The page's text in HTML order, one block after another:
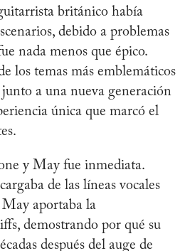
británico había
debido a problemas
nada menos que épico.
los temas más emblemáticos
a una nueva generación
única que marcó el
y May fue inmediata.
de las líneas vocales
aportaba la
demostrando por qué su
después del auge de